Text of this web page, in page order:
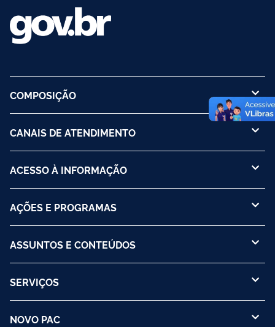
COMPOSIÇÃO
CANAIS DE ATENDIMENTO
ACESSO À INFORMAÇÃO
AÇÕES E PROGRAMAS
ASSUNTOS E CONTEÚDOS
SERVIÇOS
NOVO PAC